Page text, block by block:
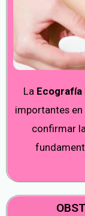
La Ecografía
importantes
confirmar